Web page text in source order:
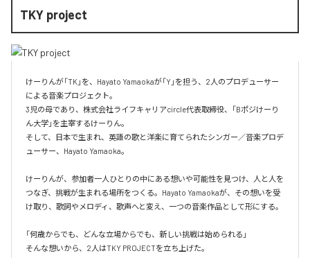
TKY project
けーりんが「TK」を、Hayato Yamaokaが「Y」を担う、2人のプロデューサー
による音楽プロジェクト。
3児の母であり、株式会社ライフキャリアcircle代表取締役、「Bポジけーり
ん大学」を主宰するけーりん。
そして、日本で生まれ、英語の歌と洋楽に育てられたシンガー／音楽プロデ
ューサー、Hayato Yamaoka。
けーりんが、参加者一人ひとりの中にある想いや可能性を見つけ、人と人を
つなぎ、挑戦が生まれる場所をつくる。Hayato Yamaokaが、その想いを受
け取り、歌詞やメロディ、歌声へと変え、一つの音楽作品として形にする。
「何歳からでも、どんな立場からでも、新しい挑戦は始められる」
そんな想いから、2人はTKY PROJECTを立ち上げた。